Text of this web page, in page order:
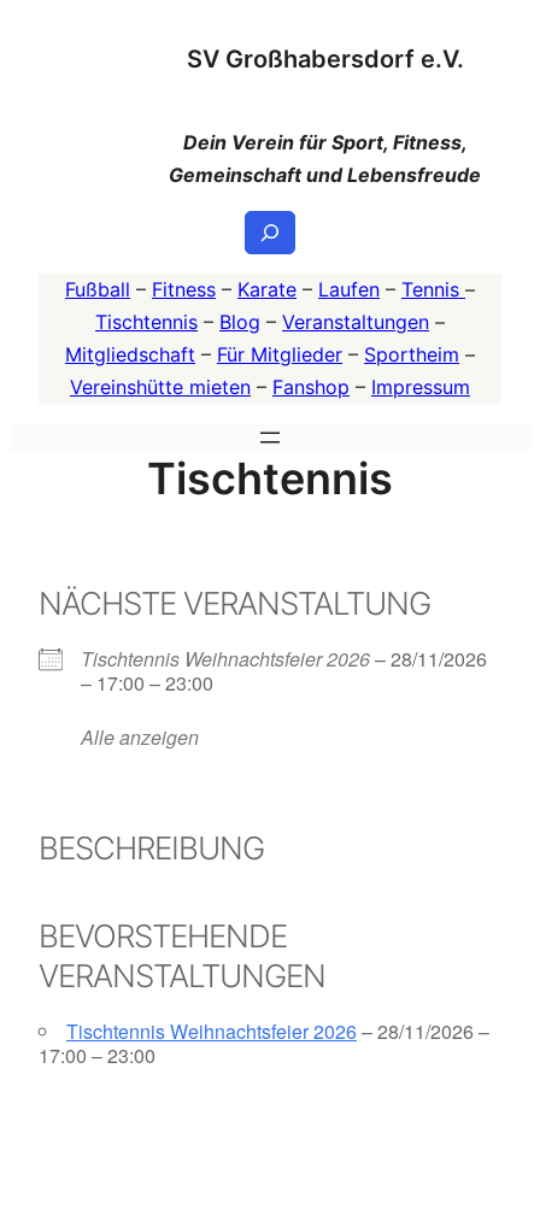
SV Großhabersdorf e.V.
Dein Verein für Sport, Fitness,
Gemeinschaft und Lebensfreude
Suchen
Fußball – Fitness – Karate – Laufen – Tennis –
Tischtennis – Blog – Veranstaltungen –
Mitgliedschaft – Für Mitglieder – Sportheim –
Vereinshütte mieten – Fanshop – Impressum
Tischtennis
NÄCHSTE VERANSTALTUNG
Tischtennis Weihnachtsfeier 2026– 28/11/2026
– 17:00 – 23:00
Alle anzeigen
BESCHREIBUNG
BEVORSTEHENDE
VERANSTALTUNGEN
Tischtennis Weihnachtsfeier 2026– 28/11/2026 –
17:00 – 23:00